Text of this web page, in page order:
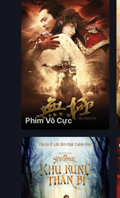
Phim Vô Cực